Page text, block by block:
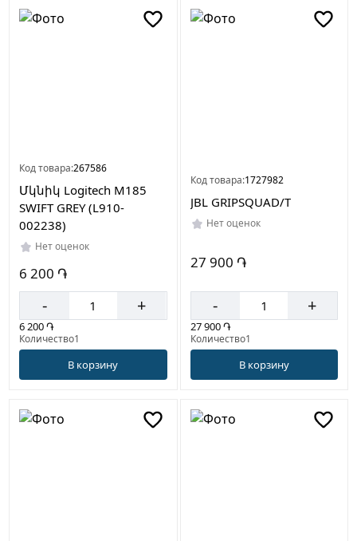
Код товара:267586
Մկնիկ Logitech M185
SWIFT GREY (L910-
002238)
Нет оценок
6 200 ֏
- +
6 200 ֏
Количество1
В корзину
Код товара:1727982
JBL GRIPSQUAD/T
Нет оценок
27 900 ֏
- +
27 900 ֏
Количество1
В корзину